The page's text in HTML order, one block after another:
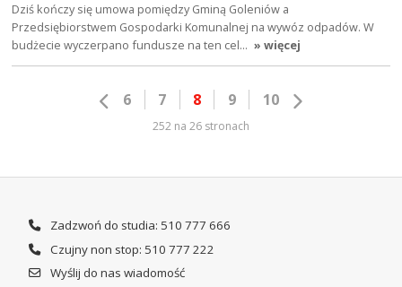
Dziś kończy się umowa pomiędzy Gminą Goleniów a
Przedsiębiorstwem Gospodarki Komunalnej na wywóz odpadów. W
budżecie wyczerpano fundusze na ten cel… » więcej
6 7 8 9 10
252 na 26 stronach
Zadzwoń do studia: 510 777 666
Czujny non stop: 510 777 222
Wyślij do nas wiadomość